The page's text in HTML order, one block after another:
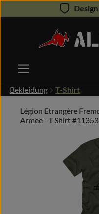
Zum Hauptinhalt springen
Bekleidung T-Shirt
Légion Etrangère
Armee - T Shirt #11353
Bildergalerie